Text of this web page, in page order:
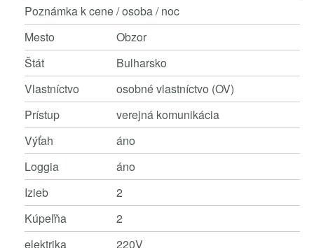
Poznámka k cene/ osoba / noc
Mesto
Obzor
Štát
Bulharsko
Vlastníctvo
osobné vlastníctvo (OV)
Prístup
verejná komunikácia
Výťah
áno
Loggia
áno
Izieb
2
Kúpeľňa
2
elektrika
220V